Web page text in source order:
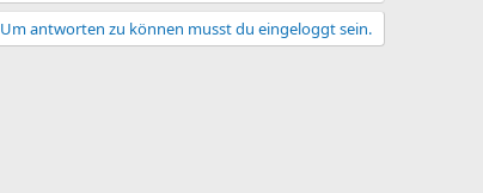
Um antworten zu können musst du eingeloggt sein.